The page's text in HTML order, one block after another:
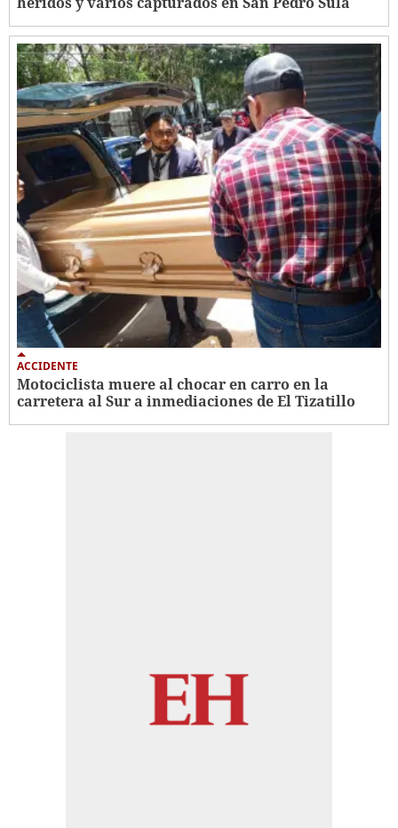
ACCIDENTE
Motociclista muere al chocar en carro en la
carretera al Sur a inmediaciones de El Tizatillo